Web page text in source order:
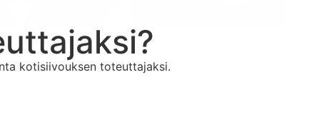
kotisiivouksen toteuttajaksi.